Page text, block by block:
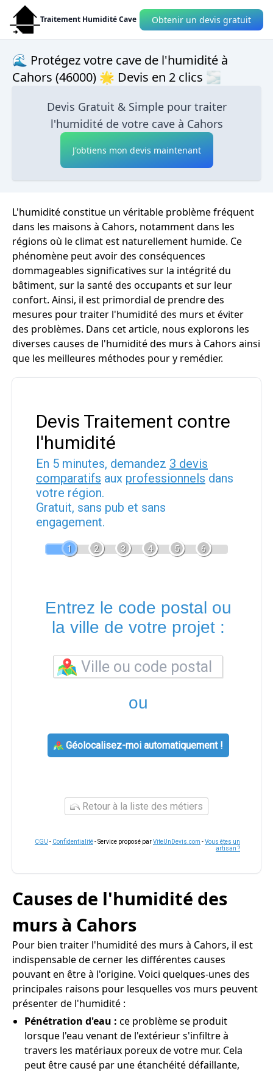
Traitement Humidité Cave Obtenir un devis gratuit
🌊 Protégez votre cave de l'humidité à
Cahors (46000) 🌟 Devis en 2 clics 🌫
Devis Gratuit & Simple pour traiter
l'humidité de votre cave à Cahors
J'obtiens mon devis maintenant
L'humidité constitue un véritable problème fréquent
dans les maisons à Cahors, notamment dans les
régions où le climat est naturellement humide. Ce
phénomène peut avoir des conséquences
dommageables significatives sur la intégrité du
bâtiment, sur la santé des occupants et sur leur
confort. Ainsi, il est primordial de prendre des
mesures pour traiter l'humidité des murs et éviter
des problèmes. Dans cet article, nous explorons les
diverses causes de l'humidité des murs à Cahors ainsi
que les meilleures méthodes pour y remédier.
Devis Traitement contre
l'humidité
En 5 minutes, demandez 3 devis
comparatifs aux professionnels dans
votre région.
Gratuit, sans pub et sans
engagement.
1 2 3 4 5 6
Entrez le code postal ou
la ville de votre projet :
ou
Géolocalisez-moi automatiquement !
Retour à la liste des métiers
CGU - Confidentialité- Service proposé parViteUnDevis.com -Vous êtes un
artisan ?
Causes de l'humidité des
murs à Cahors
Pour bien traiter l'humidité des murs à Cahors, il est
indispensable de cerner les différentes causes
pouvant en être à l'origine. Voici quelques-unes des
principales raisons pour lesquelles vos murs peuvent
présenter de l'humidité :
Pénétration d'eau : ce problème se produit
lorsque l'eau venant de l'extérieur s'infiltre à
travers les matériaux poreux de votre mur. Cela
peut être causé par une étanchéité défaillante,